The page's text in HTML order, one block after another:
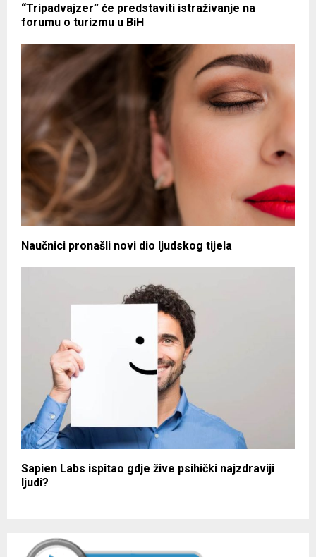
“Tripadvajzer” će predstaviti istraživanje na
forumu o turizmu u BiH
Naučnici pronašli novi dio ljudskog tijela
Sapien Labs ispitao gdje žive psihički najzdraviji
ljudi?